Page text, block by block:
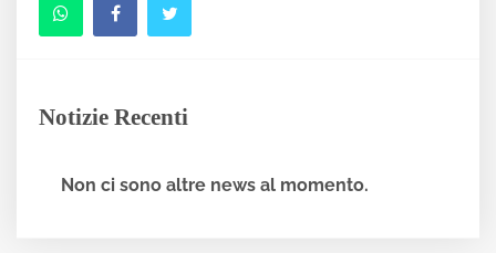
Notizie Recenti
Non ci sono altre news al momento.